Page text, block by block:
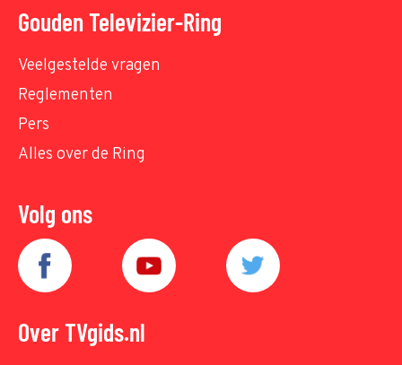
Gouden Televizier-Ring
Veelgestelde vragen
Reglementen
Pers
Alles over de Ring
Volg ons
Over TVgids.nl